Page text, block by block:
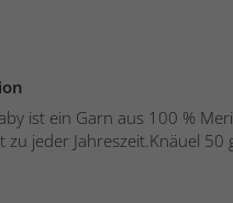
ist ein Garn aus 100 %
jeder Jahreszeit.Knäuel 50 g